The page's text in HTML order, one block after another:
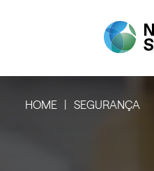
HOME SEGURANÇA